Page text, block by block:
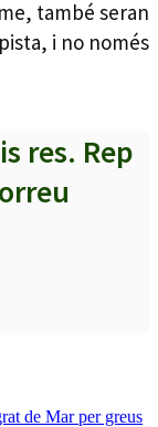
també seran
i no només
res. Rep
de Mar per greus